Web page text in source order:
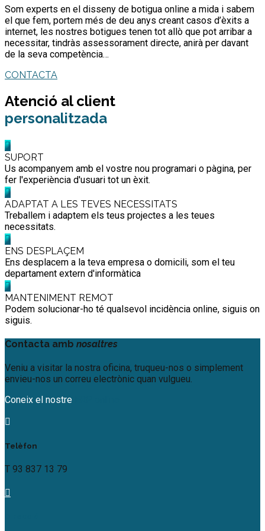
Som experts en el disseny de botigua online a mida i sabem
el que fem, portem més de deu anys creant casos d’èxits a
internet, les nostres botigues tenen tot allò que pot arribar a
necessitar, tindràs assessorament directe, anirà per davant
de la seva competència…
CONTACTA
Atenció al client
personalitzada
SUPORT
Us acompanyem amb el vostre nou programari o pàgina, per
fer l'experiència d'usuari tot un èxit.
ADAPTAT A LES TEVES NECESSITATS
Treballem i adaptem els teus projectes a les teues
necessitats.
ENS DESPLAÇEM
Ens desplacem a la teva empresa o domicili, som el teu
departament extern d'informàtica
MANTENIMENT REMOT
Podem solucionar-ho té qualsevol incidència online, siguis on
siguis.
Contacta amb nosaltres
Veniu a visitar la nostra oficina, truqueu-nos o simplement
envieu-nos un correu electrònic quan vulgueu.
Coneix el nostre
Telèfon
T 93 837 13 79